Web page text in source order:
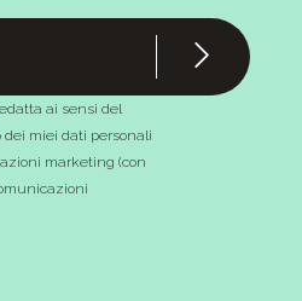
ai sensi del
dei miei dati personali
marketing (con